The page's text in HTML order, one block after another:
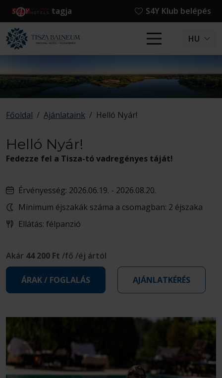
tagja S4Y Klub belépés
HU
Főoldal / Ajánlataink / Helló Nyár!
Helló Nyár!
Fedezze fel a Tisza-tó vadregényes táját!
Érvényesség: 2026.06.19. - 2026.08.20.
Minimum éjszakák száma a csomagban: 2 éjszaka
Ellátás: félpanzió
Akár 44 200 Ft /fő /éj ártól
ÁRAK / FOGLALÁS AJÁNLATKÉRÉS